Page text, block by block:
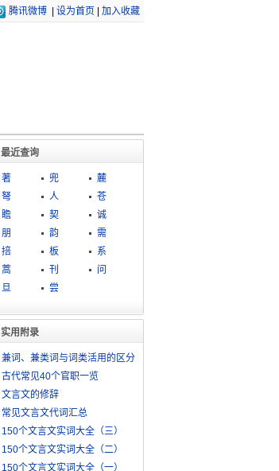
腾讯微博 设为首页 加入收藏
最近查询
著 兜
麓
弩
人
苍
瞻
契
诚
朋
韵
需
掊
板
系
蒿
刊
问
旦
尝
实用附录
兼词、兼类词与词类活用的区分
古代常见40个官职一览
文言文的修辞
常见文言文代词汇总
150个文言文实词大全（三）
150个文言文实词大全（二）
150个文言文实词大全（一）